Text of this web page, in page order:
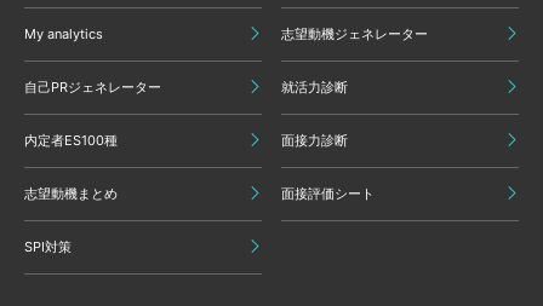
My analytics 志望動機ジェネレーター
自己PRジェネレーター 就活力診断
内定者ES100種 面接力診断
志望動機まとめ 面接評価シート
SPI対策